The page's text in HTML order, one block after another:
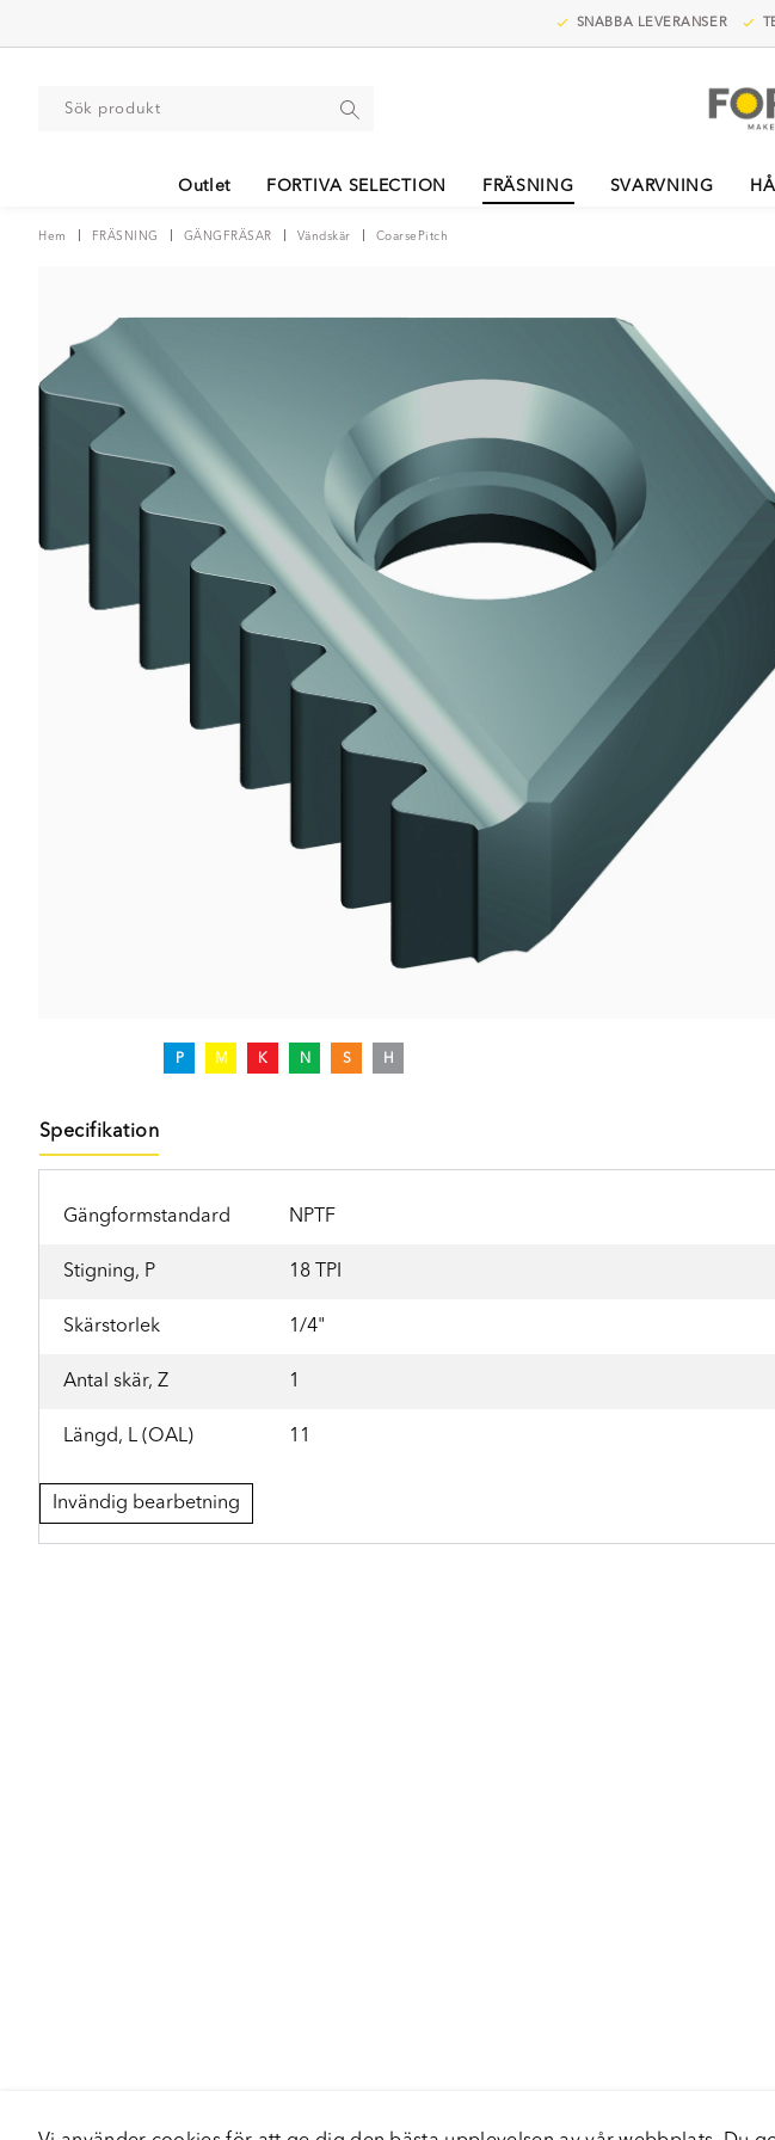
SNABBA LEVERANSER
Outlet FORTIVA SELECTION FRÄSNING SVARVNING
Hem FRÄSNING GÄNGFRÄSAR Vändskär CoarsePitch
P M K N S H
Specifikation
Gängformstandard NPTF
Stigning, P 18 TPI
Skärstorlek 1/4"
Antal skär, Z 1
Längd, L (OAL) 11
Invändig bearbetning